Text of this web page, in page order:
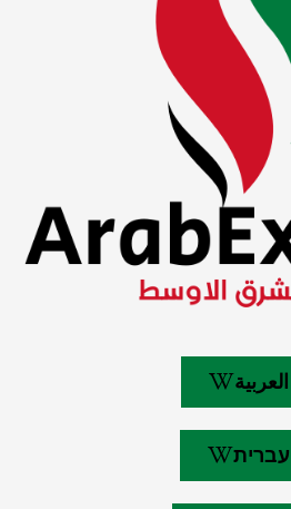
العربية
עברית